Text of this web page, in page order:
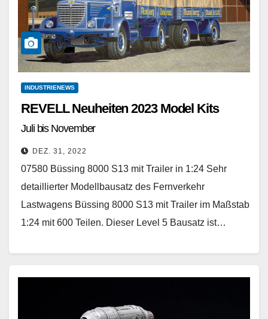
INDUSTRIENEWS
REVELL Neuheiten 2023 Model Kits
Juli bis November
DEZ. 31, 2022
07580 Büssing 8000 S13 mit Trailer in 1:24 Sehr
detaillierter Modellbausatz des Fernverkehr
Lastwagens Büssing 8000 S13 mit Trailer im Maßstab
1:24 mit 600 Teilen. Dieser Level 5 Bausatz ist…